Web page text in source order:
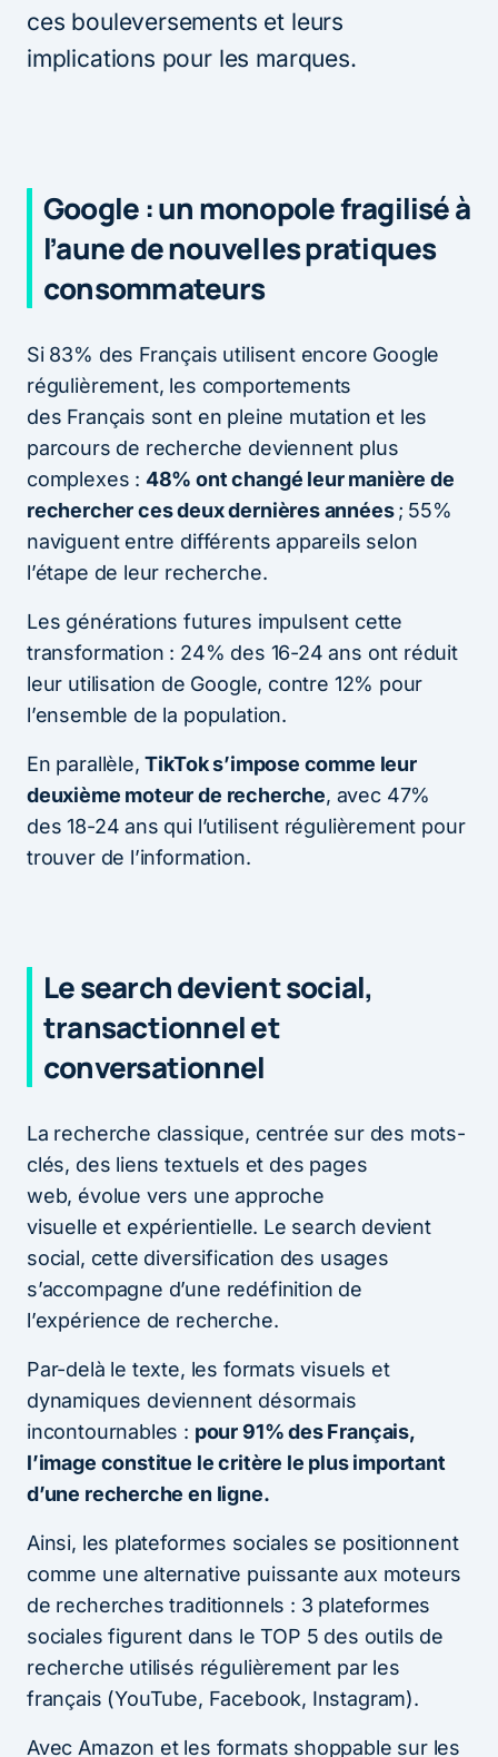
ces bouleversements et leurs
implications pour les marques.
Google : un monopole fragilisé à
l’aune de nouvelles pratiques
consommateurs
Si 83% des Français utilisent encore Google
régulièrement, les comportements
des Français sont en pleine mutation et les
parcours de recherche deviennent plus
complexes : 48% ont changé leur manière de
rechercher ces deux dernièresannées; 55%
naviguent entre différents appareils selon
l’étape de leur recherche.
Les générations futures impulsent cette
transformation : 24% des 16-24 ans ont réduit
leur utilisation de Google, contre 12% pour
l’ensemble de la population.
En parallèle,TikTok s’impose comme leur
deuxième moteur de recherche, avec 47%
des 18-24 ans qui l’utilisent régulièrement pour
trouver de l’information.
Le search devient social,
transactionnel et
conversationnel
La recherche classique, centrée sur des mots-
clés, des liens textuels et des pages
web, évolue vers une approche
visuelle et expérientielle. Le search devient
social, cette diversification des usages
s’accompagne d’une redéfinition de
l’expérience de recherche.
Par-delà le texte, les formats visuels et
dynamiques deviennent désormais
incontournables : pour 91% des Français,
l’image constitue le critère le plus important
d’une recherche en ligne.
Ainsi, les plateformes sociales se positionnent
comme une alternative puissante aux moteurs
de recherches traditionnels : 3 plateformes
sociales figurent dans le TOP 5 des outils de
recherche utilisés régulièrement par les
français (YouTube, Facebook, Instagram).
Avec Amazon et les formats shoppable sur les